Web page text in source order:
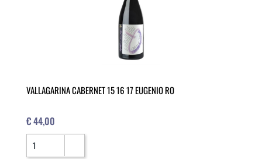
VALLAGARINA CABERNET 15 16 17 EUGENIO RO
€ 44,00
Quantità